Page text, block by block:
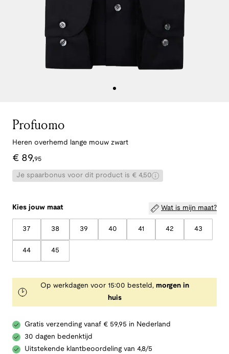
Profuomo
Heren overhemd lange mouw zwart
€ 89,95
Je spaarbonus voor dit product is € 4,50
Kies jouw maat Wat is mijn maat?
37 38 39 40 41 42 43
44 45
Op werkdagen voor 15:00 besteld, morgen in
huis
Gratis verzending vanaf € 59,95 in Nederland
30 dagen bedenktijd
Uitstekende klantbeoordeling van 4,8/5